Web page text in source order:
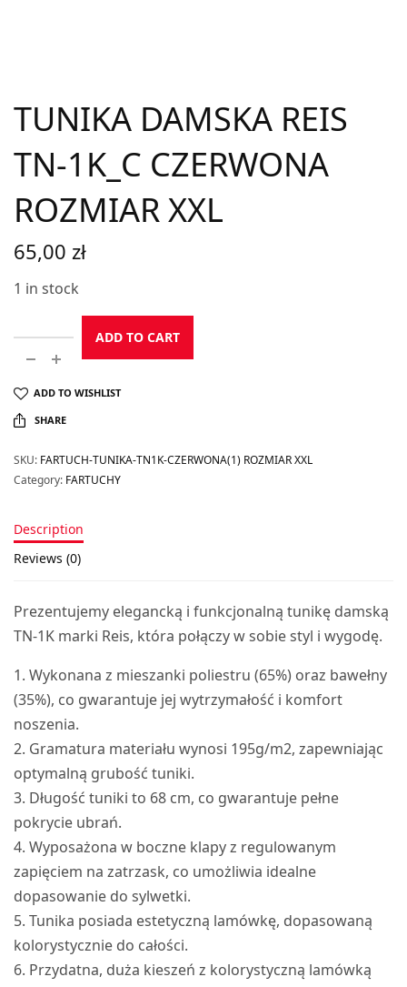
TUNIKA DAMSKA REIS
TN-1K_C CZERWONA
ROZMIAR XXL
65,00 zł
1 in stock
ADD TO CART
ADD TO WISHLIST
SHARE
SKU: FARTUCH-TUNIKA-TN1K-CZERWONA(1) ROZMIAR XXL
Category: FARTUCHY
Description
Reviews (0)
Prezentujemy elegancką i funkcjonalną tunikę damską
TN-1K marki Reis, która połączy w sobie styl i wygodę.
1. Wykonana z mieszanki poliestru (65%) oraz bawełny
(35%), co gwarantuje jej wytrzymałość i komfort
noszenia.
2. Gramatura materiału wynosi 195g/m2, zapewniając
optymalną grubość tuniki.
3. Długość tuniki to 68 cm, co gwarantuje pełne
pokrycie ubrań.
4. Wyposażona w boczne klapy z regulowanym
zapięciem na zatrzask, co umożliwia idealne
dopasowanie do sylwetki.
5. Tunika posiada estetyczną lamówkę, dopasowaną
kolorystycznie do całości.
6. Przydatna, duża kieszeń z kolorystyczną lamówką